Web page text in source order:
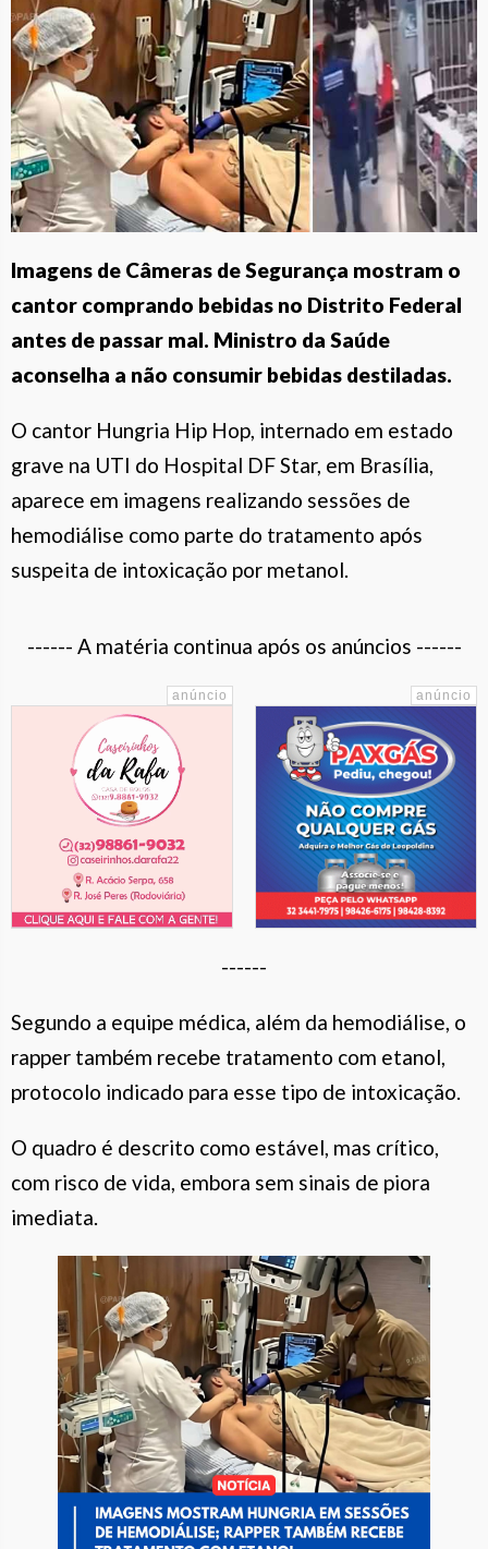
Imagens de Câmeras de Segurança mostram o
cantor comprando bebidas no Distrito Federal
antes de passar mal. Ministro da Saúde
aconselha a não consumir bebidas destiladas.
O cantor Hungria Hip Hop, internado em estado
grave na UTI do Hospital DF Star, em Brasília,
aparece em imagens realizando sessões de
hemodiálise como parte do tratamento após
suspeita de intoxicação por metanol.
------ A matéria continua após os anúncios ------
------
Segundo a equipe médica, além da hemodiálise, o
rapper também recebe tratamento com etanol,
protocolo indicado para esse tipo de intoxicação.
O quadro é descrito como estável, mas crítico,
com risco de vida, embora sem sinais de piora
imediata.